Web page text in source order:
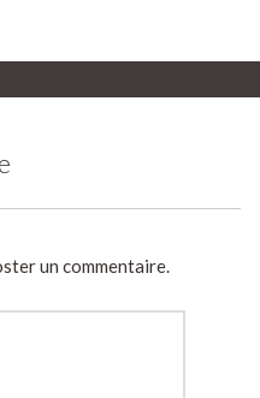
un commentaire.